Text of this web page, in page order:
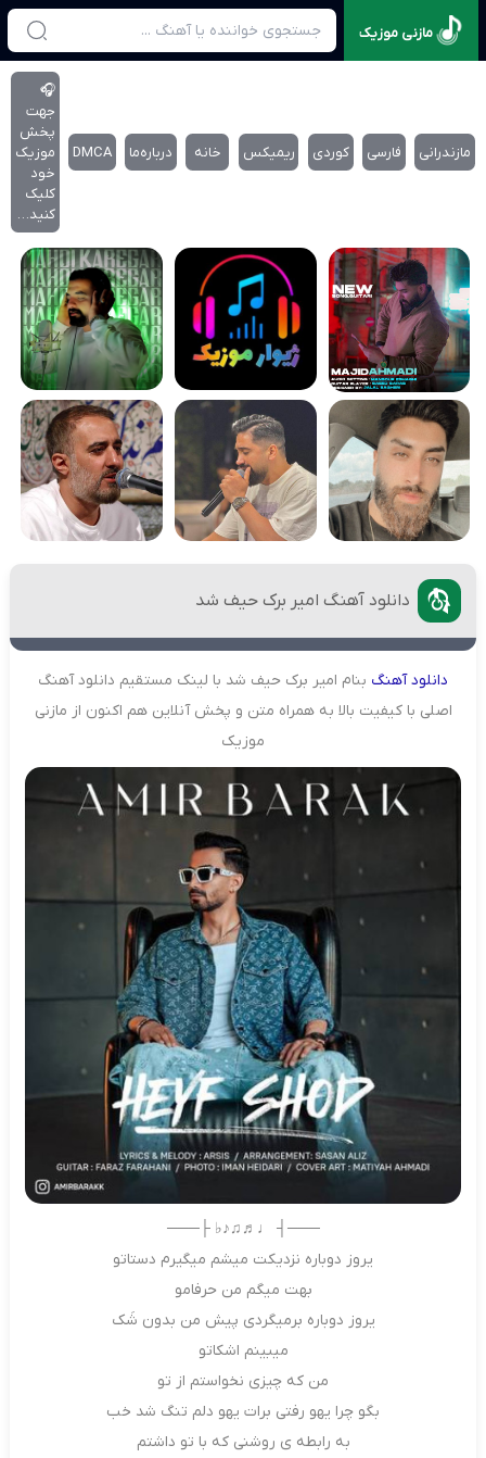
مازنی موزیک
مازندرانی فارسی کوردی ریمیکس خانه درباره‌‌ما DMCA
🎧
جهت
پخش
موزیک
خود
کلیک
کنید…
دانلود آهنگ امیر برک حیف شد
دانلودآهنگ بنام امیر برک حیف شد با لینک مستقیم دانلود آهنگ
اصلی با کیفیت بالا به همراه متن و پخش آنلاین هم اکنون از مازنی
موزیک
───┤ ♩♬♫♪♭ ├───
یروز دوباره نزدیکت میشم میگیرم دستاتو
بهت میگم من حرفامو
یروز دوباره برمیگردی پیش من بدون شَک
میبینم اشکاتو
من که چیزی نخواستم از تو
بگو چرا یهو رفتی برات یهو دلم تنگ شد خب
به رابطه ی روشنی که با تو داشتم